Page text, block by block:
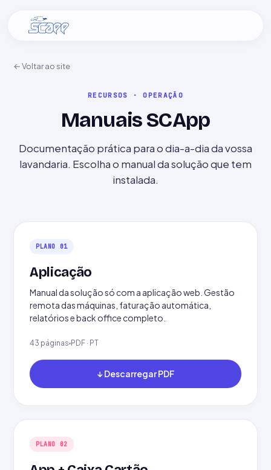
← Voltar ao site
RECURSOS · OPERAÇÃO
Manuais SCApp
Documentação prática para o dia-a-dia da vossa
lavandaria. Escolha o manual da solução que tem
instalada.
PLANO 01
Aplicação
Manual da solução só com a aplicação web. Gestão
remota das máquinas, faturação automática,
relatórios e back office completo.
43 páginas PDF · PT
↓ Descarregar PDF
PLANO 02